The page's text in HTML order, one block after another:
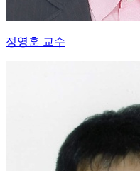
정영훈 교수